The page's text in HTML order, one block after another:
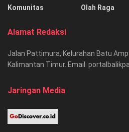
Komunitas
Olah Raga
Alamat Redaksi
Jalan Pattimura, Kelurahan Batu
Kalimantan Timur. Email:
Jaringan Media